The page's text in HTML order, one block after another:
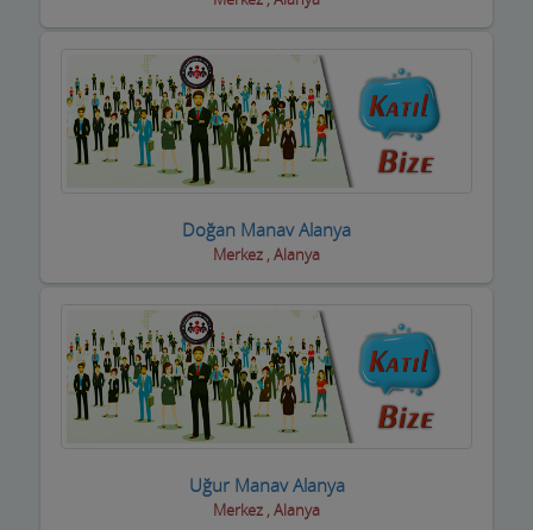
inşaat Malzemeleri
inşaat ve yapı ustaları
internet Cafeler ve Oyun salonları
ithalat ihracat Firmaları
Jeneratör Sistemleri
Kahvehane Kıraathane Nargile Cafe
Kargo ve Nakliye Şirketleri
Doğan Manav Alanya
Merkez , Alanya
Uğur Manav Alanya
Merkez , Alanya